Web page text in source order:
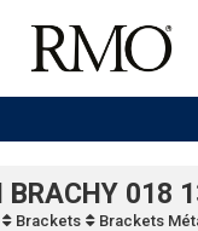
BRACHY 018
Brackets
Brackets